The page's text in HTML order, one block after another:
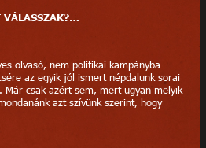
olvasó, nem politikai kampányba
az egyik jól ismert népdalunk sorai
Már csak azért sem, mert ugyan melyik
azt szívünk szerint, hogy